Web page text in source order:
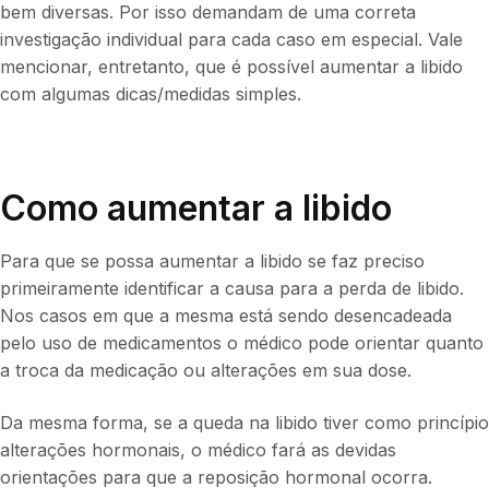
bem diversas. Por isso demandam de uma correta
investigação individual para cada caso em especial. Vale
mencionar, entretanto, que é possível aumentar a libido
com algumas dicas/medidas simples.
Como aumentar a libido
Para que se possa aumentar a libido se faz preciso
primeiramente identificar a causa para a perda de libido.
Nos casos em que a mesma está sendo desencadeada
pelo uso de medicamentos o médico pode orientar quanto
a troca da medicação ou alterações em sua dose.
Da mesma forma, se a queda na libido tiver como princípio
alterações hormonais, o médico fará as devidas
orientações para que a reposição hormonal ocorra.